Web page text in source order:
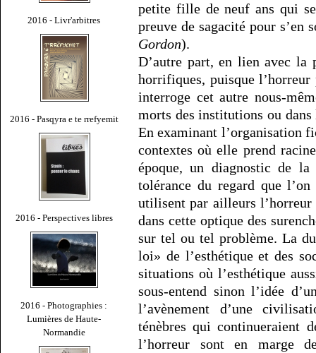
2016 - Livr'arbitres
2016 - Pasqyra e te rrefyemit
2016 - Perspectives libres
2016 - Photographies :
Lumières de Haute-
Normandie
petite fille de neuf ans qui
preuve de sagacité pour s’en
Gordon).
D’autre part, en lien avec la
horrifiques, puisque l’horreur
interroge cet autre nous-
morts des institutions ou
En examinant l’organisation
contextes où elle prend
époque, un diagnostic de
tolérance du regard que
utilisent par ailleurs
dans cette optique des
sur tel ou tel problème. La
loi» de l’esthétique et des
situations où l’esthétique
sous-entend sinon l’idée
l’avènement d’une
ténèbres qui continueraient
l’horreur sont en marge